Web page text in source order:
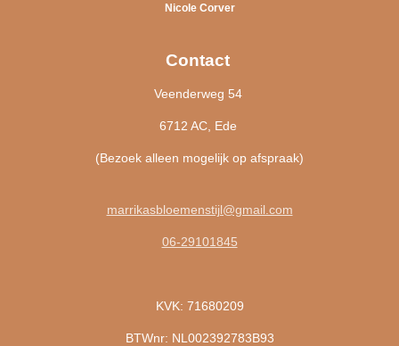
Nicole Corver
Contact
Veenderweg 54
6712 AC, Ede
(Bezoek alleen mogelijk op afspraak)
marrikasbloemenstijl@gmail.com
06-29101845
KVK: 71680209
BTWnr: NL002392783B93